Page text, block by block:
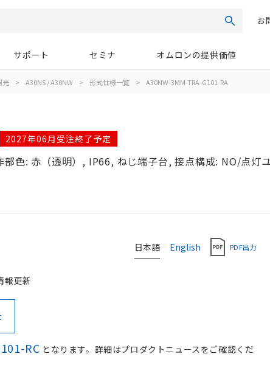
検索お
サポート セミナ オムロンの提供価値
光 > A30NS / A30NW > 形式仕様一覧 > A30NW-3MM-TRA-G101-RA
2027年06月受注終了予定
色: 赤（透明）, IP66, ねじ端子台, 接点構成: NO/点灯
日本語 English PDF出力
報更新
RC となります。詳細はプロダクトニュースをご確認くだ